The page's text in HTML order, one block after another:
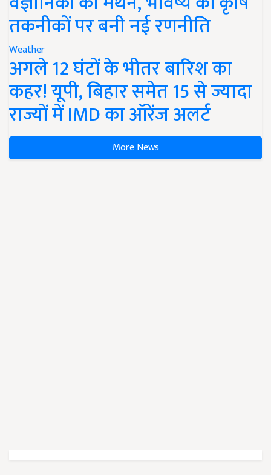
तकनीकों पर बनी नई रणनीति
Weather
अगले 12 घंटों के भीतर बारिश का
कहर! यूपी, बिहार समेत 15 से ज्यादा
राज्यों में IMD का ऑरेंज अलर्ट
More News